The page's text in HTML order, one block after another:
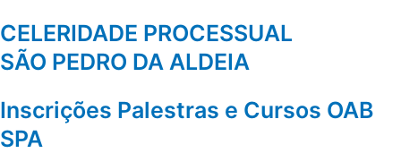
CELERIDADE PROCESSUAL
SÃO PEDRO DA ALDEIA
Inscrições Palestras e Cursos OAB
SPA